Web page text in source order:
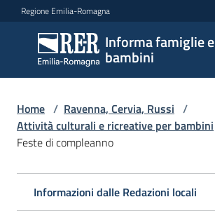
Vai al contenuto
Vai alla navigazione
Vai al footer
Regione Emilia-Romagna
Informa famiglie e
bambini
Informa
famiglie
e
bambini
Home / Ravenna, Cervia, Russi /
Attività culturali e ricreative per bambini
Feste di compleanno
Informazioni dalle Redazioni locali